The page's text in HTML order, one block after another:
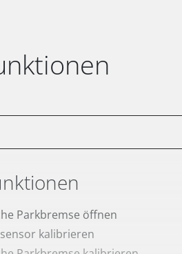
Parkbremse öffnen
kalibrieren